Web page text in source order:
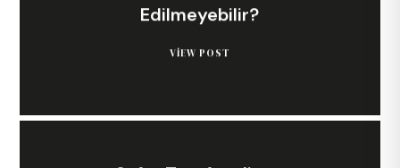
Edilmeyebilir?
VIEW POST